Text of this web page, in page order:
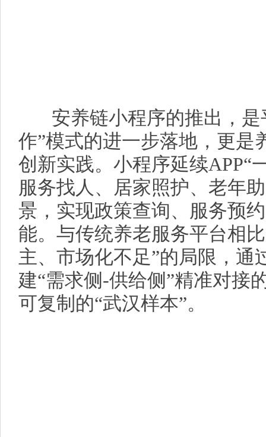
安养链小程序的推出，是
作”模式的进一步落地，更是
创新实践。小程序延续APP“
服务找人、居家照护、老年
景，实现政策查询、服务预
能。与传统养老服务平台相
主、市场化不足”的局限，通
建“需求侧-供给侧”精准对接
可复制的“武汉样本”。